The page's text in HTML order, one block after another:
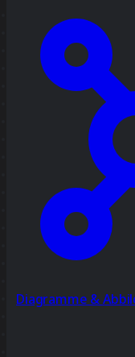
Diagramme &